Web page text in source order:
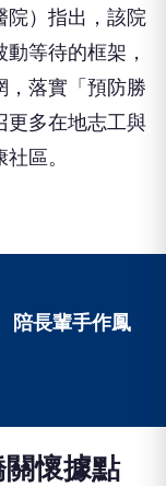
院）指出，該院
等待的框架，
，落實「預防勝
更多在地志工與
區。
陪長輩手作鳳
關懷據點